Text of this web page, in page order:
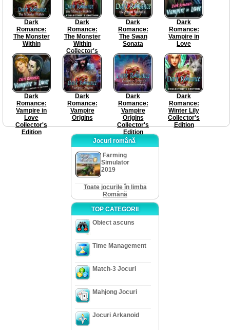
Dark
Romance:
The Monster
Within
Dark
Romance:
The Monster
Within
Collector's
Edition
Dark
Romance:
The Swan
Sonata
Dark
Romance:
Vampire in
Love
Dark
Romance:
Vampire in
Love
Collector's
Edition
Dark
Romance:
Vampire
Origins
Dark
Romance:
Vampire
Origins
Collector's
Edition
Dark
Romance:
Winter Lily
Collector's
Edition
Jocuri română
Farming
Simulator
2019
Toate jocurile în limba
Română
TOP CATEGORII
Obiect ascuns
Time Management
Match-3 Jocuri
Mahjong Jocuri
Jocuri Arkanoid